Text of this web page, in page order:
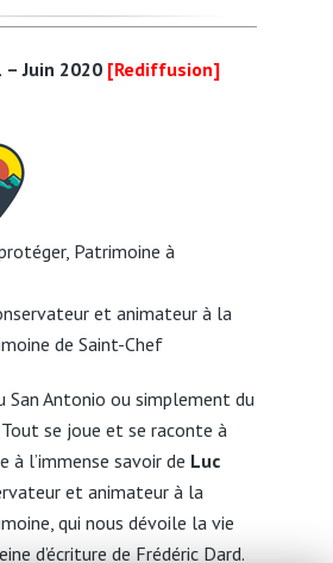
– Juin 2020 [Rediffusion]
Patrimoine à
et animateur à la
de Saint-Chef
San Antonio ou simplement du
se joue et se raconte à
à l’immense savoir de Luc
et animateur à la
qui nous dévoile la vie
d’écriture de Frédéric Dard.